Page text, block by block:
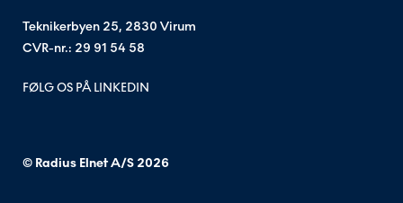
Teknikerbyen 25, 2830 Virum
CVR-nr.: 29 91 54 58
FØLG OS PÅ LINKEDIN
© Radius Elnet A/S 2026